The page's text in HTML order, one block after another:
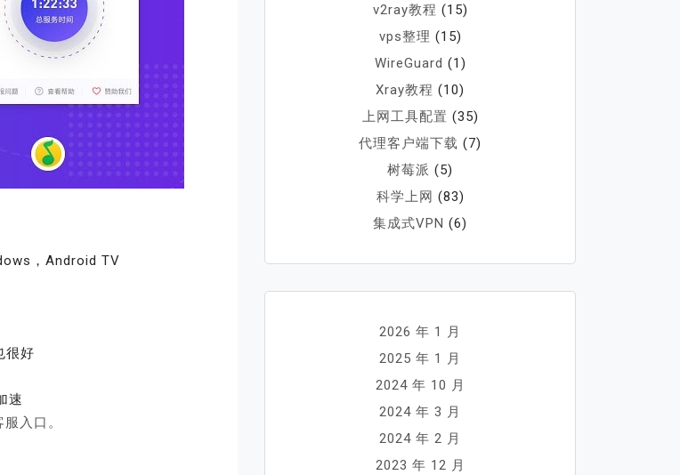
，Android TV
很好
速
入口。
v2ray教程 (15)
vps整理 (15)
WireGuard (1)
Xray教程 (10)
上网工具配置 (35)
代理客户端下载 (7)
树莓派 (5)
科学上网 (83)
集成式VPN (6)
2026 年 1 月
2025 年 1 月
2024 年 10 月
2024 年 3 月
2024 年 2 月
2023 年 12 月